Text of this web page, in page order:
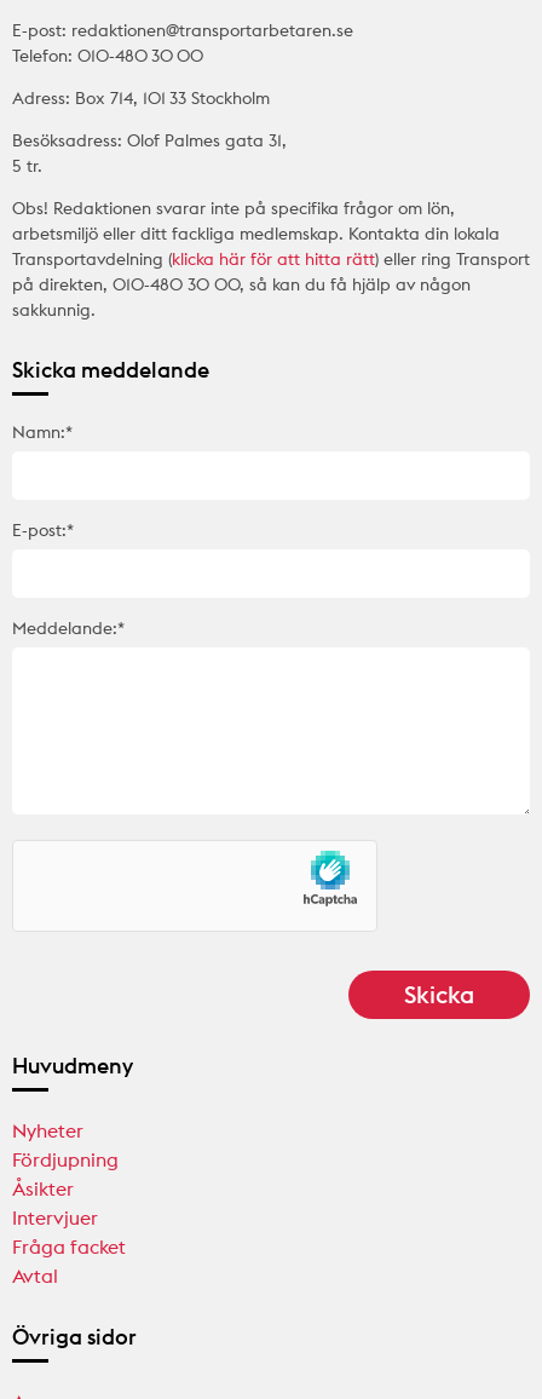
E-post: redaktionen@transportarbetaren.se
Telefon: 010-480 30 00
Adress: Box 714, 101 33 Stockholm
Besöksadress: Olof Palmes gata 31,
5 tr.
Obs! Redaktionen svarar inte på specifika frågor om lön,
arbetsmiljö eller ditt fackliga medlemskap. Kontakta din lokala
Transportavdelning (klicka här för att hitta rätt) eller ring Transport
på direkten, 010-480 30 00, så kan du få hjälp av någon
sakkunnig.
Skicka meddelande
Namn:*
E-post:*
Meddelande:*
Huvudmeny
Nyheter
Fördjupning
Åsikter
Intervjuer
Fråga facket
Avtal
Övriga sidor